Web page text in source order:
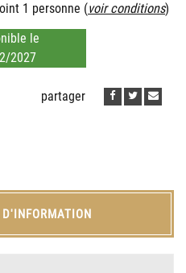
1 personne (voir conditions)
le
2027
partager
D'INFORMATION